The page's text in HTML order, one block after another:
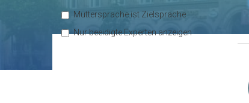
Muttersprache ist Zielsprache
Nur beeidigte Experten anzeigen